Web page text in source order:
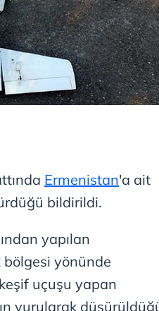
Ermenistan'a ait
bildirildi.
yapılan
bölgesi yönünde
uçuşu yapan
vurularak